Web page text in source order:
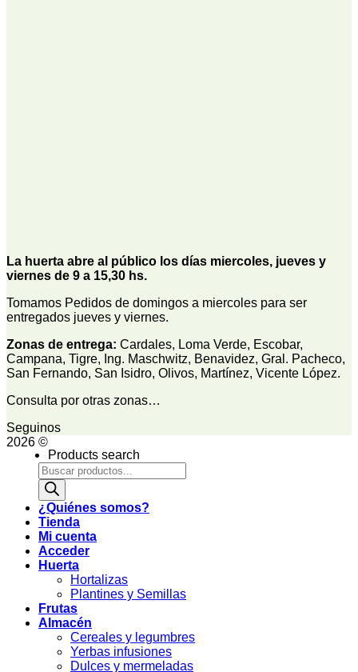
La huerta abre al público los días miercoles, jueves y
viernes de 9 a 15,30 hs.
Tomamos Pedidos de domingos a miercoles para ser
entregados jueves y viernes.
Zonas de entrega: Cardales, Loma Verde, Escobar,
Campana, Tigre, Ing. Maschwitz, Benavidez, Gral. Pacheco,
San Fernando, San Isidro, Olivos, Martínez, Vicente López.
Consulta por otras zonas…
Seguinos
2026 ©
Products search
¿Quiénes somos?
Tienda
Mi cuenta
Acceder
Huerta
Hortalizas
Plantines y Semillas
Frutas
Almacén
Cereales y legumbres
Yerbas infusiones
Dulces y mermeladas